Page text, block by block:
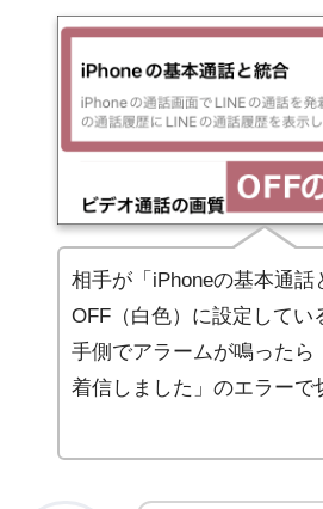
相手が「iPhoneの基本通話
OFF（白色）に設定してい
手側でアラームが鳴ったら
着信しました」のエラーで